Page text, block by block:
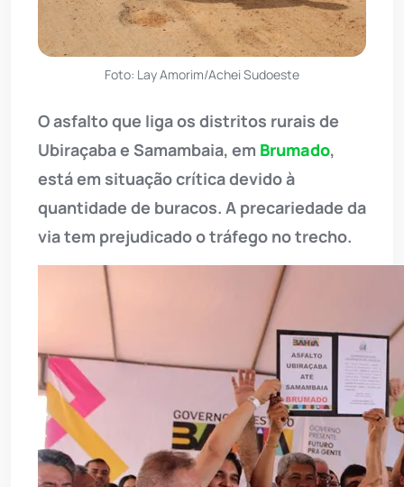
Foto: Lay Amorim/Achei Sudoeste
O asfalto que liga os distritos rurais de
Ubiraçaba e Samambaia, em Brumado,
está em situação crítica devido à
quantidade de buracos. A precariedade da
via tem prejudicado o tráfego no trecho.